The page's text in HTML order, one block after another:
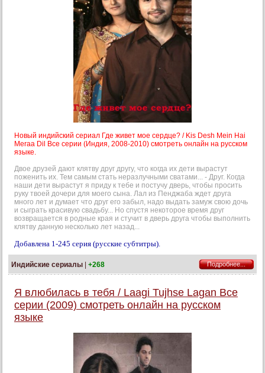
Новый индийский сериал Где живет мое сердце? / Kis Desh Mein Hai
Meraa Dil Все серии (Индия, 2008-2010) смотреть онлайн на русском
языке.
Двое друзей дают клятву друг другу, что когда их дети вырастут
поженить их. Тем самым стать неразлучными сватами... - Друг. Когда
наши дети вырастут я приду к тебе и постучу дверь, чтобы просить
руку твоей дочери для моего сына. Лал из Пенджаба ждет друга
много лет и думает что друг его забыл, надо выдать замуж свою дочь
и сыграть красивую свадьбу... Но спустя некоторое время друг
возвращается в родные края и стучит в дверь друга чтобы выполнить
клятву данную несколько лет назад...
Добавлена 1-245 серия (русские субтитры).
Индийские сериалы | +268 Подробнее...
Я влюбилась в тебя / Laagi Tujhse Lagan Все
серии (2009) смотреть онлайн на русском
языке